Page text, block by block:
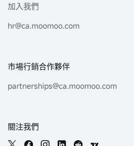
加入我們
hr@ca.moomoo.com
市場行銷合作夥伴
partnerships@ca.moomoo.com
關注我們